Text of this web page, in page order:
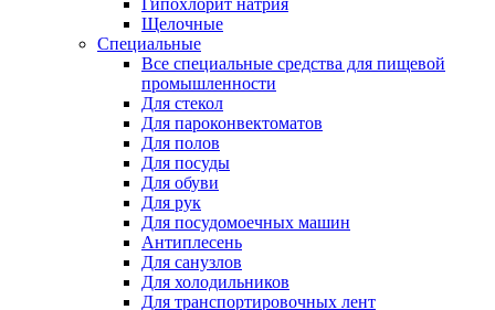
Гипохлорит натрия
Щелочные
Специальные
Все специальные средства для пищевой
промышленности
Для стекол
Для пароконвектоматов
Для полов
Для посуды
Для обуви
Для рук
Для посудомоечных машин
Антиплесень
Для санузлов
Для холодильников
Для транспортировочных лент